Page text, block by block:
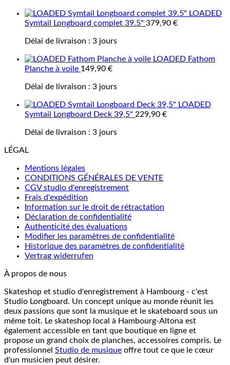
LOADED
Symtail Longboard complet 39.5" 379,90 €
Délai de livraison : 3 jours
LOADED Fathom
Planche à voile 149,90 €
Délai de livraison : 3 jours
LOADED
Symtail Longboard Deck 39,5" 229,90 €
Délai de livraison : 3 jours
LÉGAL
Mentions légales
CONDITIONS GÉNÉRALES DE VENTE
CGV studio d'enregistrement
Frais d'expédition
Information sur le droit de rétractation
Déclaration de confidentialité
Authenticité des évaluations
Modifier les paramètres de confidentialité
Historique des paramètres de confidentialité
Vertrag widerrufen
À propos de nous
Skateshop et studio d'enregistrement à Hambourg - c'est
Studio Longboard. Un concept unique au monde réunit les
deux passions que sont la musique et le skateboard sous un
même toit. Le skateshop local à Hambourg-Altona est
également accessible en tant que boutique en ligne et
propose un grand choix de planches, accessoires compris. Le
professionnel Studio de musique offre tout ce que le cœur
d'un musicien peut désirer.